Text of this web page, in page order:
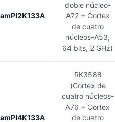
doble núcleo-
A72 + Cortex
de cuatro
núcleos-A53,
64 bits, 2 GHz)
RK3588
(Cortex de
cuatro núcleos-
A76 + Cortex
de cuatro